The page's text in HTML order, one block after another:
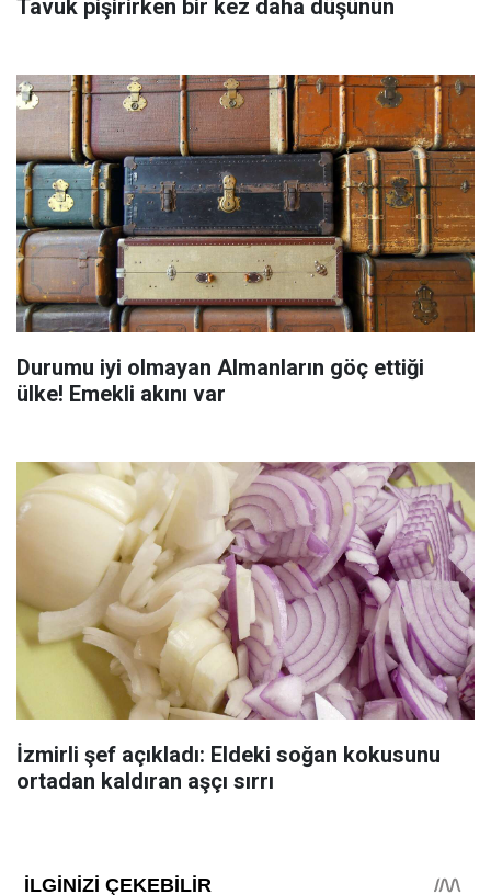
Tavuk pişirirken bir kez daha düşünün
Durumu iyi olmayan Almanların göç ettiği
ülke! Emekli akını var
İzmirli şef açıkladı: Eldeki soğan kokusunu
ortadan kaldıran aşçı sırrı